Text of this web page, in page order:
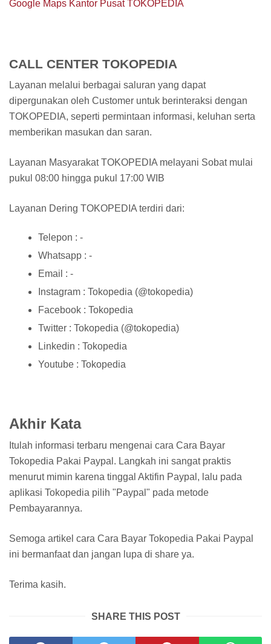
Google Maps Kantor Pusat TOKOPEDIA
CALL CENTER TOKOPEDIA
Layanan melalui berbagai saluran yang dapat
dipergunakan oleh Customer untuk berinteraksi dengan
TOKOPEDIA, seperti permintaan informasi, keluhan serta
memberikan masukan dan saran.
Layanan Masyarakat TOKOPEDIA melayani Sobat mulai
pukul 08:00 hingga pukul 17:00 WIB
Layanan Dering TOKOPEDIA terdiri dari:
Telepon : -
Whatsapp : -
Email : -
Instagram : Tokopedia (@tokopedia)
Facebook : Tokopedia
Twitter : Tokopedia (@tokopedia)
Linkedin : Tokopedia
Youtube : Tokopedia
Akhir Kata
Itulah informasi terbaru mengenai cara Cara Bayar
Tokopedia Pakai Paypal. Langkah ini sangat praktis
menurut mimin karena tinggal Aktifin Paypal, lalu pada
aplikasi Tokopedia pilih "Paypal" pada metode
Pembayarannya.
Semoga artikel cara Cara Bayar Tokopedia Pakai Paypal
ini bermanfaat dan jangan lupa di share ya.
Terima kasih.
SHARE THIS POST